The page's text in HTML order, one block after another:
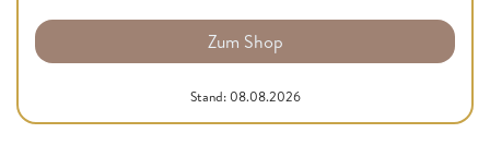
Zum Shop
Stand: 08.08.2026